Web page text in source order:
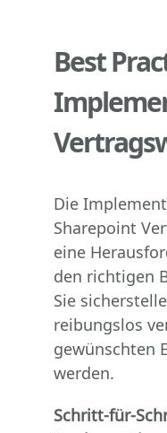
Best
Die
Sharepoint
eine
den richtigen
Sie
reibungslos
gewünschten
werden.
Schritt-für-